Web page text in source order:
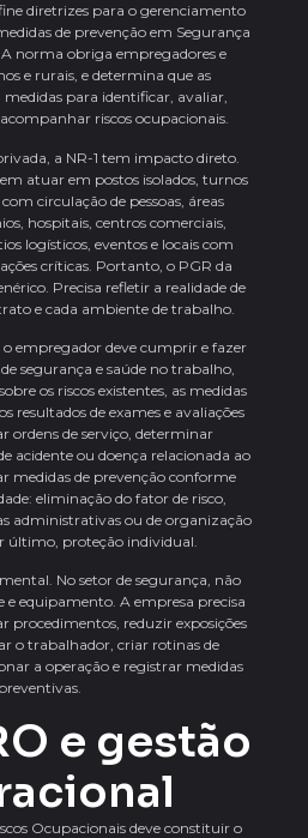
diretrizes para o gerenciamento
de prevenção em Segurança
norma obriga empregadores e
e rurais, e determina que as
para identificar, avaliar,
riscos ocupacionais.
a NR-1 tem impacto direto.
atuar em postos isolados, turnos
circulação de pessoas, áreas
hospitais, centros comerciais,
logísticos, eventos e locais com
críticas. Portanto, o PGR da
Precisa refletir a realidade de
e cada ambiente de trabalho.
empregador deve cumprir e fazer
segurança e saúde no trabalho,
os riscos existentes, as medidas
resultados de exames e avaliações
ordens de serviço, determinar
acidente ou doença relacionada ao
medidas de prevenção conforme
eliminação do fator de risco,
administrativas ou de organização
último, proteção individual.
No setor de segurança, não
equipamento. A empresa precisa
procedimentos, reduzir exposições
o trabalhador, criar rotinas de
a operação e registrar medidas
preventivas.
e gestão
Ocupacionais deve constituir o